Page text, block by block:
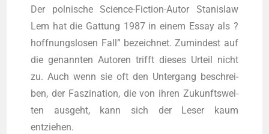
Der pol­ni­sche Sci­ence-Fic­tion-Autor Sta­nis­law
Lem hat die Gat­tung 1987 in einem Essay als ?
hoff­nungs­lo­sen Fall” bezeich­net. Zumin­dest auf
die genann­ten Autoren trifft die­ses Urteil nicht
zu. Auch wenn sie oft den Unter­gang beschrei­
ben, der Fas­zi­na­ti­on, die von ihren Zukunfts­wel­
ten aus­geht, kann sich der Leser kaum
entziehen.